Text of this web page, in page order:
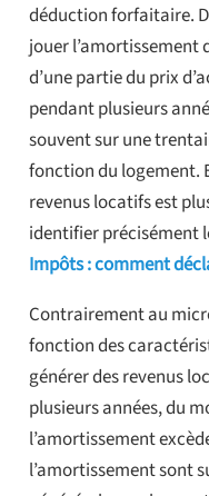
déduction forfaitaire.
jouer l’amortissement
d’une partie du prix
pendant plusieurs
souvent sur une
fonction du logement.
revenus locatifs est
identifier précisément
Impôts : comment
Contrairement au
fonction des
générer des revenus
plusieurs années, du
l’amortissement
l’amortissement sont